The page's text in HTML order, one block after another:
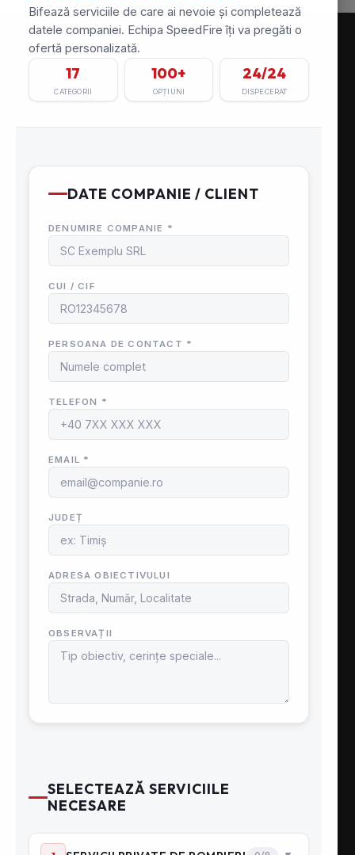
CONTACT
𝗦𝗣𝗘𝗘𝗗 𝗙𝗜𝗥𝗘 𝗣𝗥𝗢𝗧𝗘𝗖𝗧𝗜𝗢𝗡 𝗦𝗥𝗟
CIF : RO29534899
Nr. înmatriculare : J40/267/2012
Sediu social : Nicodim 16, Bucuresti
Sediu operativ:Industriilor 70, Chiajna
ⓘ Contactează-ne
0740 195 012
office@speedfire.ro
Apărare împotriva incendiilor
Angajare – Posturi vacante
Securitate și Sănătate în Muncă
Serviciul de Medicina Muncii
Serviciu ambulanță
Curățare hote și tubulaturi
Service grupuri electrogene
Prevenire şi Stingere
Servicii Pompieri
Echipament PSI